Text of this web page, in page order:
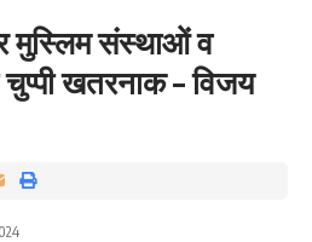
मुस्लिम संस्थाओं व
खतरनाक – विजय